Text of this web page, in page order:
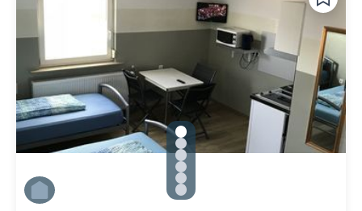
gallery.slide_selector
Zu Slide 1 wechseln
Zu Slide 2 wechseln
Zu Slide 3 wechseln
Zu Slide 4 wechseln
Zu Slide 5 wechseln
Zu Slide 6 wechseln